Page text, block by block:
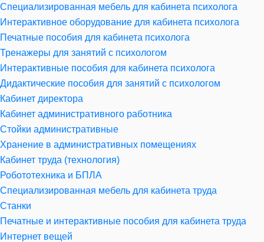
Специализированная мебель для кабинета психолога
Интерактивное оборудование для кабинета психолога
Печатные пособия для кабинета психолога
Тренажеры для занятий с психологом
Интерактивные пособия для кабинета психолога
Дидактические пособия для занятий с психологом
Кабинет директора
Кабинет административного работника
Стойки административные
Хранение в административных помещениях
Кабинет труда (технология)
Робототехника и БПЛА
Специализированная мебель для кабинета труда
Станки
Печатные и интерактивные пособия для кабинета труда
Интернет вещей